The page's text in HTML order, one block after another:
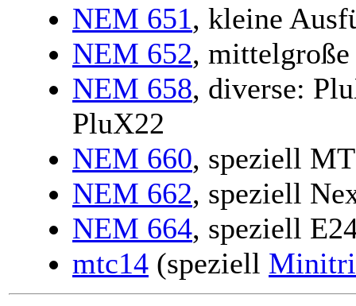
NEM 651, kleine
NEM 652,
NEM 658, diverse:
PluX22
NEM 660, speziell
NEM 662, speziell
NEM 664, speziell
mtc14 (speziell